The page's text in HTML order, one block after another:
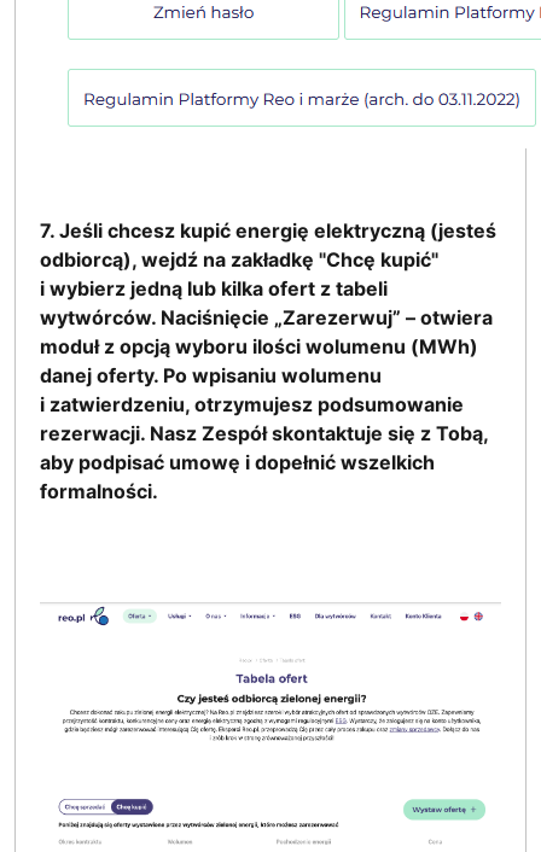
7. Jeśli chcesz kupić energię elektryczną (jesteś
odbiorcą), wejdź na zakładkę "Chcę kupić"
i wybierz jedną lub kilka ofert z tabeli
wytwórców. Naciśnięcie „Zarezerwuj” – otwiera
moduł z opcją wyboru ilości wolumenu (MWh)
danej oferty. Po wpisaniu wolumenu
i zatwierdzeniu, otrzymujesz podsumowanie
rezerwacji. Nasz Zespół skontaktuje się z Tobą,
aby podpisać umowę i dopełnić wszelkich
formalności.